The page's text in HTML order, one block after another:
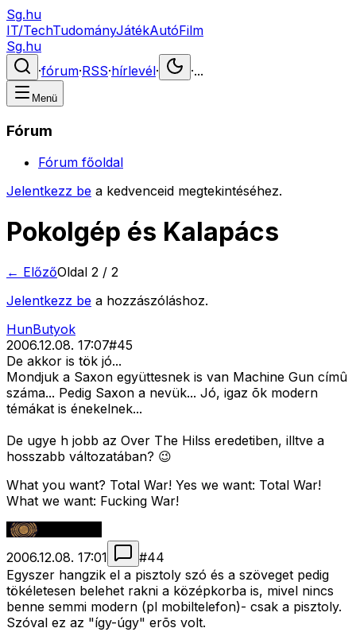
Sg.hu
IT/TechTudományJátékAutóFilm
Sg.hu
·fórum·RSS·hírlevél· ·...
Menü
Fórum
Fórum főoldal
Jelentkezz be a kedvenceid megtekintéséhez.
Pokolgép és Kalapács
← ElőzőOldal 2 / 2
Jelentkezz be a hozzászóláshoz.
HunButyok
2006.12.08. 17:07#45
De akkor is tök jó...
Mondjuk a Saxon együttesnek is van Machine Gun címû
száma... Pedig Saxon a nevük... Jó, igaz õk modern
témákat is énekelnek...
De ugye h jobb az Over The Hilss eredetiben, illtve a
hosszabb változatában? 😉
What you want? Total War! Yes we want: Total War!
What we want: Fucking War!
2006.12.08. 17:01 #44
Egyszer hangzik el a pisztoly szó és a szöveget pedig
tökéletesen belehet rakni a középkorba is, mivel nincs
benne semmi modern (pl mobiltelefon)- csak a pisztoly.
Szóval ez az "így-úgy" erõs volt.